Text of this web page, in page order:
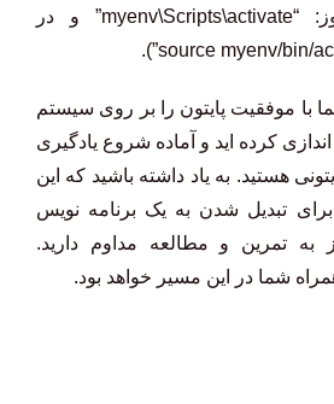
اجرا کنید (در ویندوز: “myenv\Scripts\activate” و در
با موفقیت پایتون را بر روی سیستم
کرده اید و آماده شروع یادگیری
هستید. به یاد داشته باشید که این
تبدیل شدن به یک برنامه نویس
به تمرین و مطالعه مداوم دارید.
شما در این مسیر خواهد بود.